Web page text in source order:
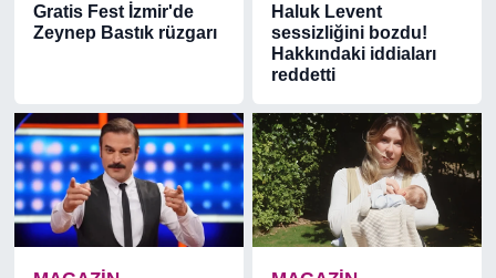
Gratis Fest İzmir'de
Zeynep Bastık rüzgarı
Haluk Levent
sessizliğini bozdu!
Hakkındaki iddiaları
reddetti